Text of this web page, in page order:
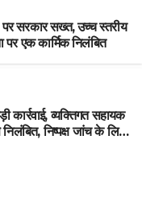
सरकार सख्त, उच्च स्तरीय
एक कार्मिक निलंबित
कार्रवाई, व्यक्तिगत सहायक
निष्पक्ष जांच के लिए